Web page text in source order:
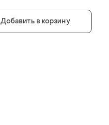
Добавить в корзину